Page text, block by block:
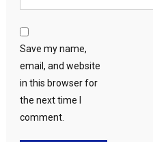
Save my name,
email, and website
in this browser for
the next time I
comment.